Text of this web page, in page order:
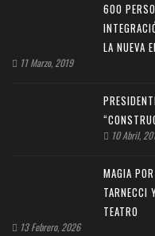
600
LA NUEVA
11 Marzo, 2019
10 Abril,
MAGIA
TARNECCI
TEATRO
13 Febrero, 2026